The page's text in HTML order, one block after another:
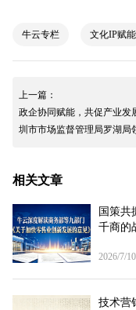
牛云专栏 文化IP赋能
上一篇：
政企协同赋能，共促产业发
圳市市场监督管理局罗湖局
相关文章
国策共
千商的
2026/7/
技术营